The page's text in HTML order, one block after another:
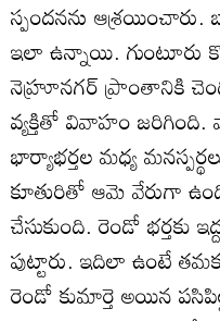
స్పందనను ఆశ్రయించారు.
ఇలా ఉన్నాయి. గుంటూరు
నెహ్రూనగర్‌ ప్రాంతానికి
వ్యక్తితో వివాహం జరిగింది.
భార్యాభర్తల మధ్య
కూతురితో ఆమె వేరుగా
చేసుకుంది. రెండో భర్తకు
పుట్టారు. ఇదిలా ఉంటే
రెండో కుమార్తె అయిన